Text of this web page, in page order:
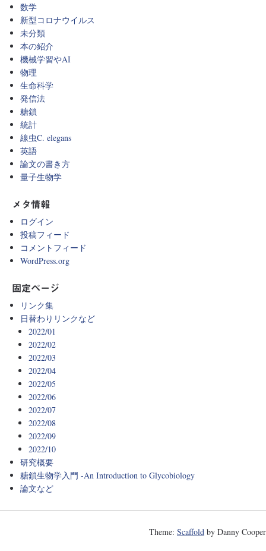
数学
新型コロナウイルス
未分類
本の紹介
機械学習やAI
物理
生命科学
発信法
糖鎖
統計
線虫C. elegans
英語
論文の書き方
量子生物学
メタ情報
ログイン
投稿フィード
コメントフィード
WordPress.org
固定ページ
リンク集
日替わりリンクなど
2022/01
2022/02
2022/03
2022/04
2022/05
2022/06
2022/07
2022/08
2022/09
2022/10
研究概要
糖鎖生物学入門 -An Introduction to Glycobiology
論文など
Theme: Scaffold by Danny Cooper